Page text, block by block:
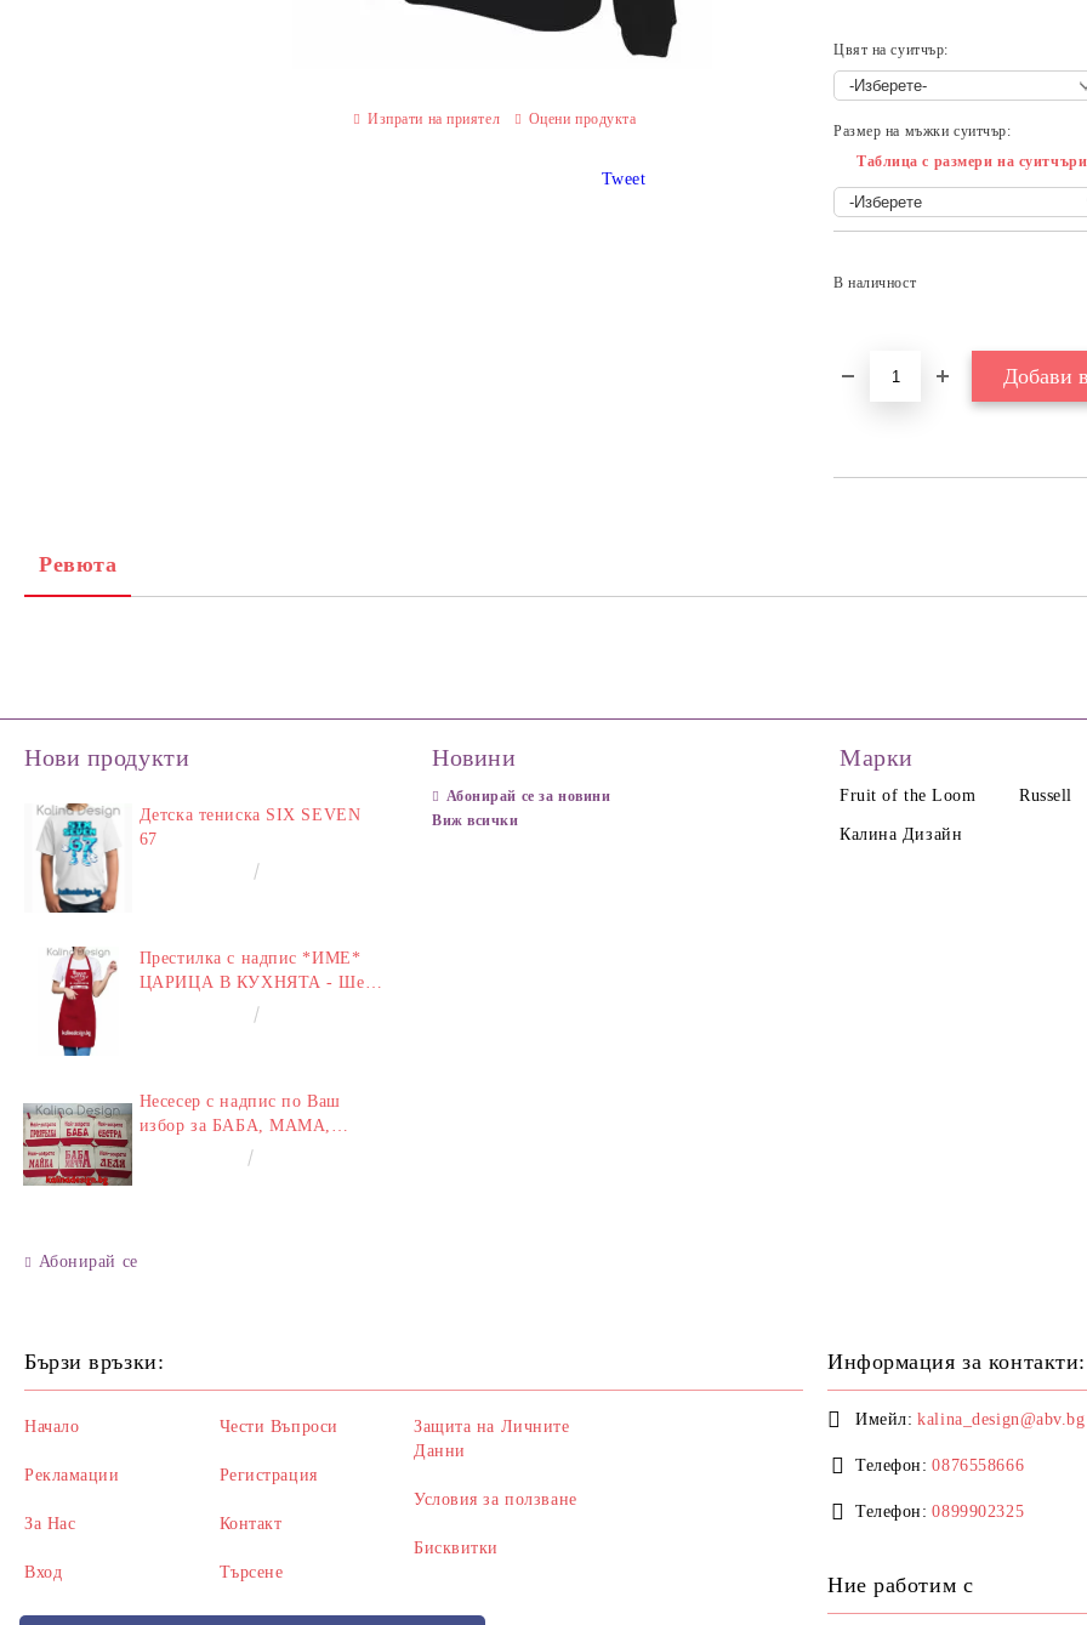
Цвят на суитчър:
Размер на мъжки суитчър:
Таблица с размери на суитчъри
В наличност
Изпрати на приятел Оцени продукта
Tweet
Ревюта
Нови продукти
Детска тениска SIX SEVEN
67
Престилка с надпис *ИМЕ*
ЦАРИЦА В КУХНЯТА - Шеф
Несесер с надпис по Ваш
избор за БАБА, МАМА,
ЛЕЛЯ, СЕСТРА,
Абонирай се
Новини
Абонирай се за новини
Виж всички
Марки
Fruit of the Loom Russell
Калина Дизайн
Бързи връзки:
Начало
Рекламации
За Нас
Вход
Чести Въпроси
Регистрация
Контакт
Търсене
Защита на Личните
Данни
Условия за ползване
Бисквитки
Информация за контакти:
Имейл: kalina_design@abv.bg
Телефон: 0876558666
Телефон: 0899902325
Ние работим с